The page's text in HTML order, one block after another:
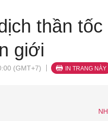
thần
giới
(GMT+7) IN TRANG NÀY